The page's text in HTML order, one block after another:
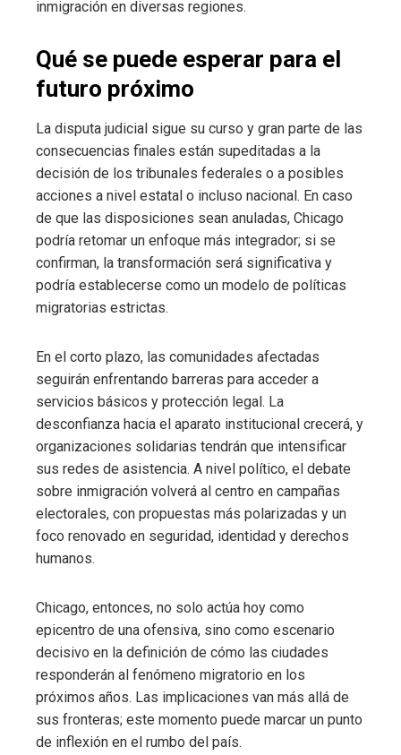
inmigración en diversas regiones.
Qué se puede esperar para el
futuro próximo
La disputa judicial sigue su curso y gran parte de las
consecuencias finales están supeditadas a la
decisión de los tribunales federales o a posibles
acciones a nivel estatal o incluso nacional. En caso
de que las disposiciones sean anuladas, Chicago
podría retomar un enfoque más integrador; si se
confirman, la transformación será significativa y
podría establecerse como un modelo de políticas
migratorias estrictas.
En el corto plazo, las comunidades afectadas
seguirán enfrentando barreras para acceder a
servicios básicos y protección legal. La
desconfianza hacia el aparato institucional crecerá, y
organizaciones solidarias tendrán que intensificar
sus redes de asistencia. A nivel político, el debate
sobre inmigración volverá al centro en campañas
electorales, con propuestas más polarizadas y un
foco renovado en seguridad, identidad y derechos
humanos.
Chicago, entonces, no solo actúa hoy como
epicentro de una ofensiva, sino como escenario
decisivo en la definición de cómo las ciudades
responderán al fenómeno migratorio en los
próximos años. Las implicaciones van más allá de
sus fronteras; este momento puede marcar un punto
de inflexión en el rumbo del país.